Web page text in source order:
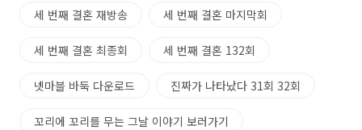
세 번째 결혼 재방송 세 번째 결혼 마지막회
세 번째 결혼 최종회 세 번째 결혼 132회
넷마블 바둑 다운로드 진짜가 나타났다 31회 32회
꼬리에 꼬리를 무는 그날 이야기 보러가기